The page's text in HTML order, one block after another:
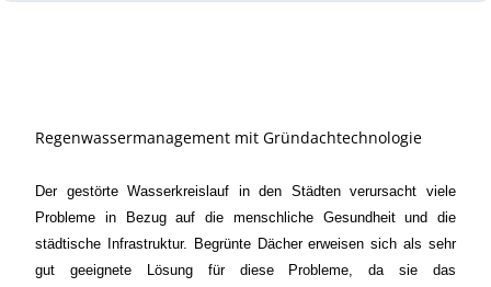
Regenwassermanagement mit Gründachtechnologie
Der gestörte Wasserkreislauf in den Städten verursacht viele
Probleme in Bezug auf die menschliche Gesundheit und die
städtische Infrastruktur. Begrünte Dächer erweisen sich als sehr
gut geeignete Lösung für diese Probleme, da sie das